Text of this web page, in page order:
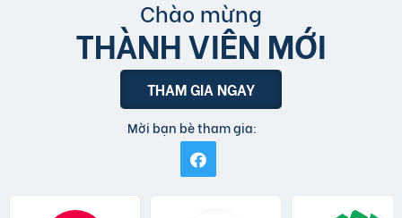
Chào mừng
THÀNH VIÊN MỚI
THAM GIA NGAY
Mời bạn bè tham gia: